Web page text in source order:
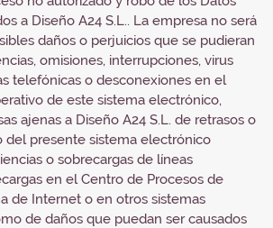
a Diseño A24 S.L.. La empresa no será
daños o perjuicios que se pudieran
omisiones, interrupciones, virus
telefónicas o desconexiones en el
de este sistema electrónico,
ajenas a Diseño A24 S.L. de retrasos o
del presente sistema electrónico
o sobrecargas de líneas
en el Centro de Procesos de
de Internet o en otros sistemas
de daños que puedan ser causados